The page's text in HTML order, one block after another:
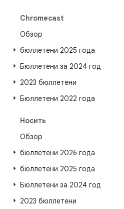
Chromecast
Обзор
бюллетени 2025 года
Бюллетени за 2024 год
2023 бюллетени
Бюллетени 2022 года
Носить
Обзор
бюллетени 2026 года
бюллетени 2025 года
Бюллетени за 2024 год
2023 бюллетени